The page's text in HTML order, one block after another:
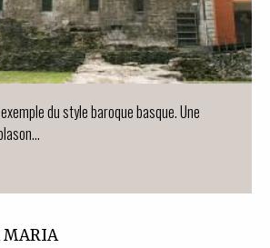
du style baroque basque. Une
MARIA